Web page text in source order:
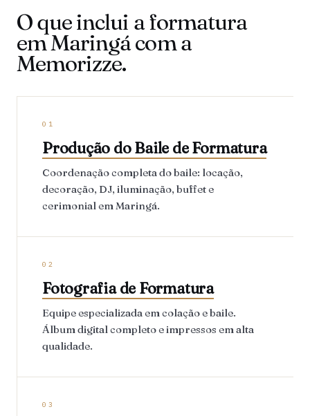
O que inclui a formatura
em Maringá com a
Memorizze.
01
Produção do Baile de Formatura
Coordenação completa do baile: locação,
decoração, DJ, iluminação, buffet e
cerimonial em Maringá.
02
Fotografia de Formatura
Equipe especializada em colação e baile.
Álbum digital completo e impressos em alta
qualidade.
03